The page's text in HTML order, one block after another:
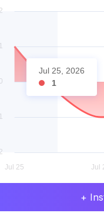
Jul 25, 2026
1
+